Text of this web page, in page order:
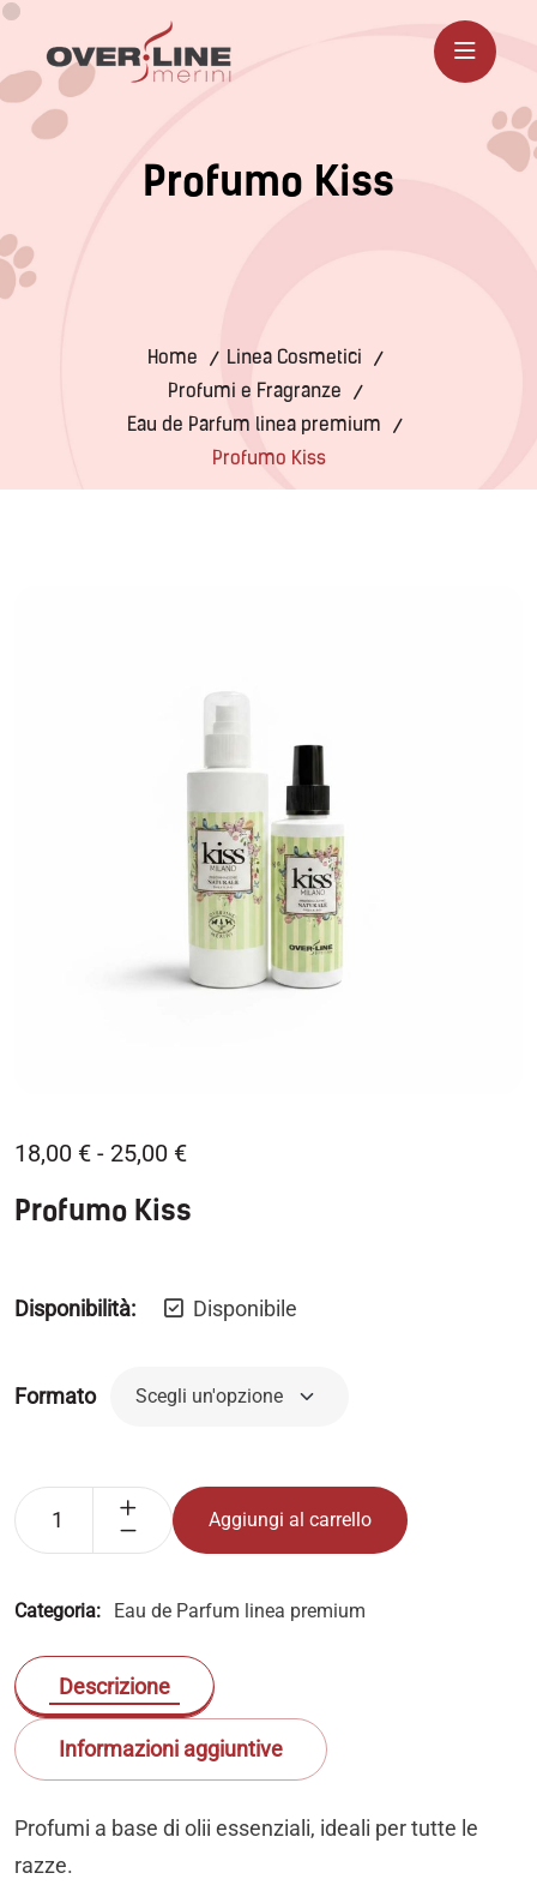
Profumo Kiss
Home
Linea Cosmetici
Profumi e Fragranze
Eau de Parfum linea premium
Profumo Kiss
18,00 € - 25,00 €
Profumo Kiss
Disponibilità: Disponibile
Formato
Aggiungi al carrello
Categoria: Eau de Parfum linea premium
Descrizione
Informazioni aggiuntive
Profumi a base di olii essenziali, ideali per tutte le
razze.